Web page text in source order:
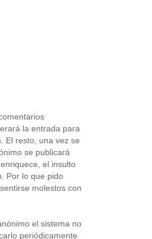
la entrada para
El resto, una vez se
se publicará
el insulto
Por lo que pido
molestos con
el sistema no
periódicamente